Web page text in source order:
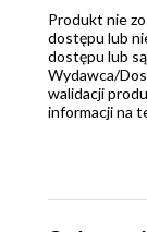
Produkt nie
dostępu lub
dostępu lub
Wydawca/
walidacji
informacji na